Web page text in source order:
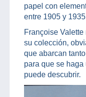
papel con
entre 1905 y
Françoise
su colección,
que abarcan
para que se
puede descubrir.